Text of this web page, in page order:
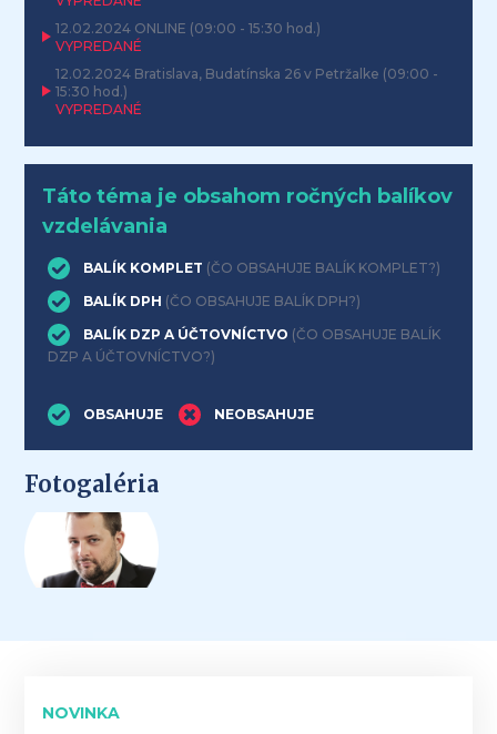
12.02.2024 ONLINE (09:00 - 15:30 hod.)
VYPREDANÉ
12.02.2024 Bratislava, Budatínska 26 v Petržalke (09:00 -
15:30 hod.)
VYPREDANÉ
Táto téma je obsahom ročných balíkov
vzdelávania
BALÍK KOMPLET (ČO OBSAHUJE BALÍK KOMPLET?)
BALÍK DPH (ČO OBSAHUJE BALÍK DPH?)
BALÍK DZP A ÚČTOVNÍCTVO (ČO OBSAHUJE BALÍK
DZP A ÚČTOVNÍCTVO?)
OBSAHUJE NEOBSAHUJE
Fotogaléria
NOVINKA